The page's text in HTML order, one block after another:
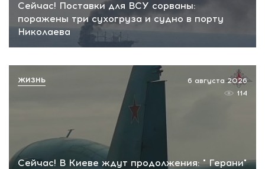
Сейчас! Поставки для ВСУ сорваны:
поражены три сухогруза и судно в порту
Николаева
Сейчас! В Киеве ждут продолжения: " Герани"
6 августа 2026
114
ЖИЗНЬ